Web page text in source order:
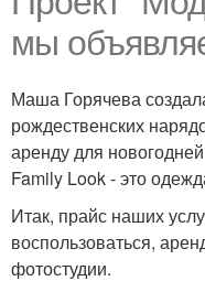
мы
Маша Горячева
рождественских
аренду для
Family Look - это
Итак, прайс наших
воспользоваться,
фотостудии.